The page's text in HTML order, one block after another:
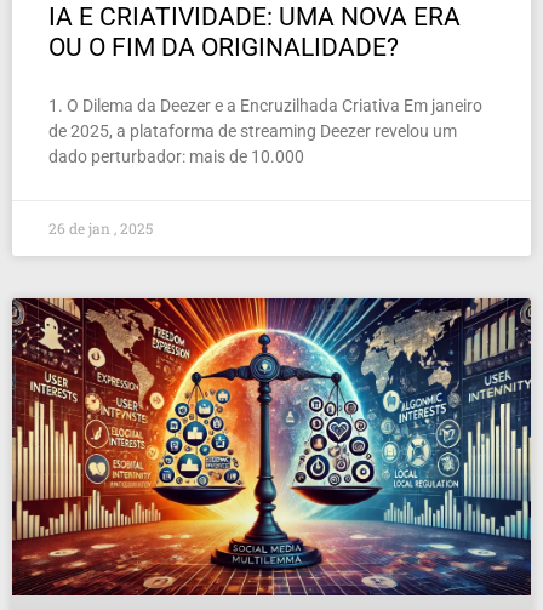
IA E CRIATIVIDADE: UMA NOVA ERA
OU O FIM DA ORIGINALIDADE?
1. O Dilema da Deezer e a Encruzilhada Criativa Em janeiro
de 2025, a plataforma de streaming Deezer revelou um
dado perturbador: mais de 10.000
26 de jan , 2025